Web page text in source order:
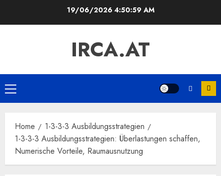
19/06/20264:51:00 AM
IRCA.AT
Primary
Menu
Home
1-3-3-3 Ausbildungsstrategien
1-3-3-3 Ausbildungsstrategien: Überlastungen schaffen,
Numerische Vorteile, Raumausnutzung